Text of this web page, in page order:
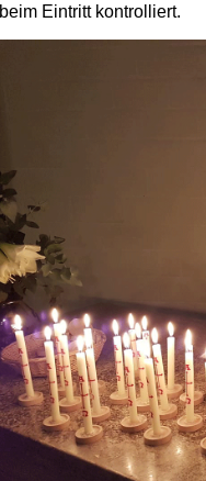
beim Eintritt kontrolliert.